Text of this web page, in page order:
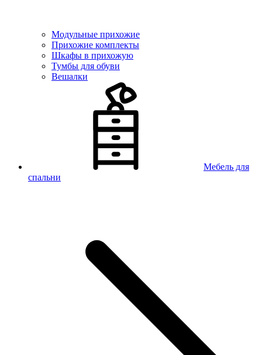
Модульные прихожие
Прихожие комплекты
Шкафы в прихожую
Тумбы для обуви
Вешалки
Мебель для
спальни